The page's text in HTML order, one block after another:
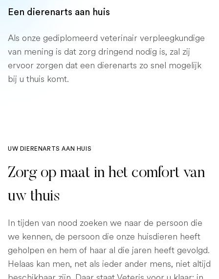
Een dierenarts aan huis
Als onze gediplomeerd veterinair verpleegkundige
van mening is dat zorg dringend nodig is, zal zij
ervoor zorgen dat een dierenarts zo snel mogelijk
bij u thuis komt.
UW DIERENARTS AAN HUIS
Zorg op maat in het comfort van
uw thuis
In tijden van nood zoeken we naar de persoon die
we kennen, de persoon die onze huisdieren heeft
geholpen en hem of haar al die jaren heeft gevolgd.
Helaas kan men, net als ieder ander mens, niet altijd